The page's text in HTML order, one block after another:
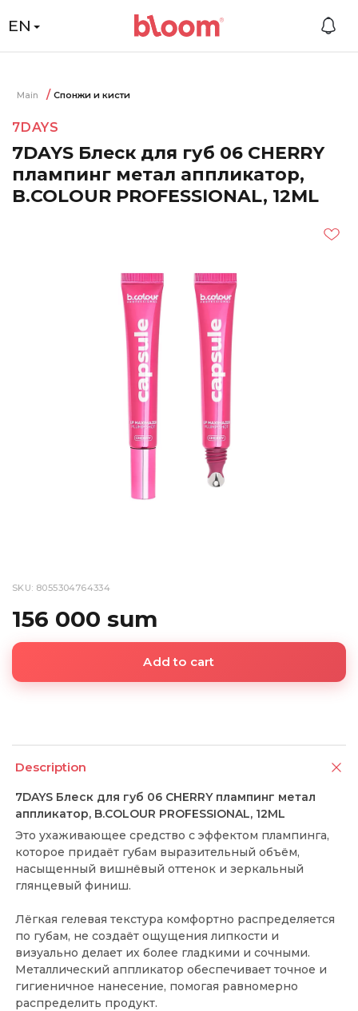
EN
Main Спонжи и кисти
7DAYS
7DAYS Блеск для губ 06 CHERRY
плампинг метал аппликатор,
B.COLOUR PROFESSIONAL, 12ML
SKU: 8055304764334
156 000 sum
Add to cart
Description
7DAYS Блеск для губ 06 CHERRY плампинг метал
аппликатор, B.COLOUR PROFESSIONAL, 12ML
Это ухаживающее средство с эффектом плампинга,
которое придаёт губам выразительный объём,
насыщенный вишнёвый оттенок и зеркальный
глянцевый финиш.
Лёгкая гелевая текстура комфортно распределяется
по губам, не создаёт ощущения липкости и
визуально делает их более гладкими и сочными.
Металлический аппликатор обеспечивает точное и
гигиеничное нанесение, помогая равномерно
распределить продукт.